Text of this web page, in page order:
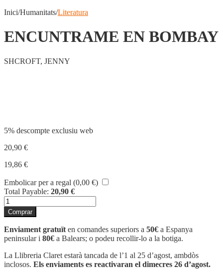
Inici/Humanitats/Literatura
ENCUNTRAME EN BOMBAY
SHCROFT, JENNY
5% descompte exclusiu web
20,90 €
19,86 €
Embolicar per a regal (0,00 €)
Total Payable: 20,90 €
quantitat
de
ENCUNTRAME
EN
BOMBAY
Comprar
Enviament gratuït en comandes superiors a 50€ a Espanya
peninsular i 80€ a Balears; o podeu recollir-lo a la botiga.
La Llibreria Claret estarà tancada de l’1 al 25 d’agost, ambdòs
inclosos. Els enviaments es reactivaran el dimecres 26 d’agost.